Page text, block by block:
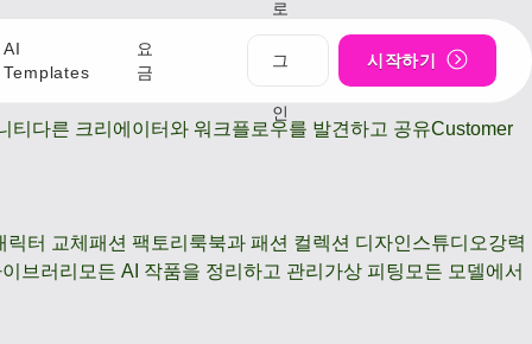
티 다른 크리에이터와 워크플로우를 발견하고 공유Customer
터 교체 패션 팩토리 룩북과 패션 컬렉션 디자인스튜디오강력
브러리 모든 AI 작품을 정리하고 관리 가상 피팅 모든 모델에서
AI
Templates
요
금
로
그
인
시작하기